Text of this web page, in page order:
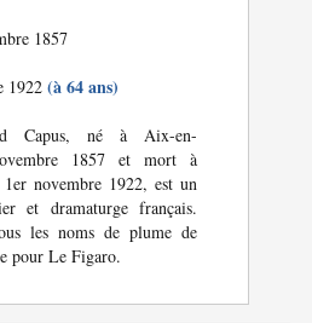
1857
1922(à 64 ans)
Capus, né à Aix-en-
1857 et mort à
novembre 1922, est un
et dramaturge français.
les noms de plume de
pour Le Figaro.